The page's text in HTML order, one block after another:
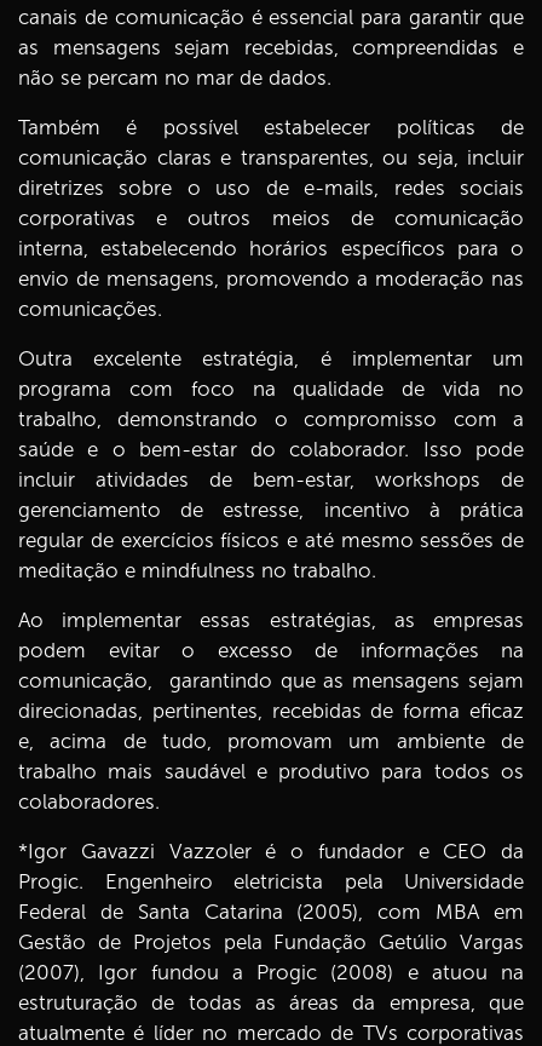
canais de comunicação é essencial para garantir que
as mensagens sejam recebidas, compreendidas e
não se percam no mar de dados.
Também é possível estabelecer políticas de
comunicação claras e transparentes, ou seja, incluir
diretrizes sobre o uso de e-mails, redes sociais
corporativas e outros meios de comunicação
interna, estabelecendo horários específicos para o
envio de mensagens, promovendo a moderação nas
comunicações.
Outra excelente estratégia, é implementar um
programa com foco na qualidade de vida no
trabalho, demonstrando o compromisso com a
saúde e o bem-estar do colaborador. Isso pode
incluir atividades de bem-estar, workshops de
gerenciamento de estresse, incentivo à prática
regular de exercícios físicos e até mesmo sessões de
meditação e mindfulness no trabalho.
Ao implementar essas estratégias, as empresas
podem evitar o excesso de informações na
comunicação, garantindo que as mensagens sejam
direcionadas, pertinentes, recebidas de forma eficaz
e, acima de tudo, promovam um ambiente de
trabalho mais saudável e produtivo para todos os
colaboradores.
*Igor Gavazzi Vazzoler é o fundador e CEO da
Progic. Engenheiro eletricista pela Universidade
Federal de Santa Catarina (2005), com MBA em
Gestão de Projetos pela Fundação Getúlio Vargas
(2007), Igor fundou a Progic (2008) e atuou na
estruturação de todas as áreas da empresa, que
atualmente é líder no mercado de TVs corporativas